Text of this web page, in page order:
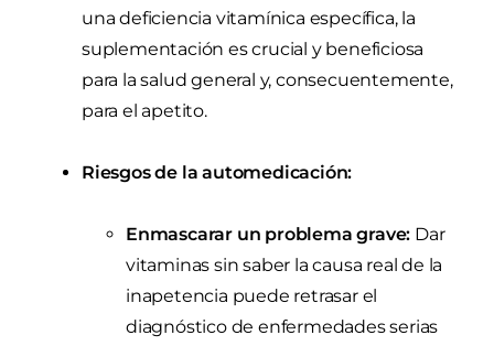
una deficiencia vitamínica específica, la
suplementación es crucial y beneficiosa
para la salud general y, consecuentemente,
para el apetito.
Riesgos de la automedicación:
Enmascarar un problema grave: Dar
vitaminas sin saber la causa real de la
inapetencia puede retrasar el
diagnóstico de enfermedades serias